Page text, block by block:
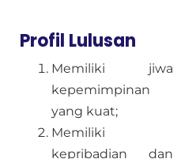
Profil Lulusan
Memiliki jiwa
kepemimpinan
yang kuat;
Memiliki
kepribadian dan